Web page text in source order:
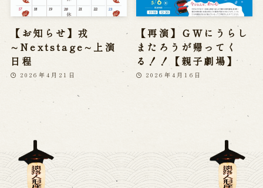
【お知らせ】戎
∼Nextstage∼上演
日程
2026年4月21日
【再演】ＧＷにうらし
またろうが帰ってく
る！！【親子劇場】
2026年4月16日